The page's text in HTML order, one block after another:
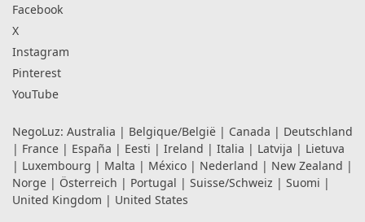
Facebook
X
Instagram
Pinterest
YouTube
NegoLuz: Australia | Belgique/België | Canada | Deutschland
| France | España | Eesti | Ireland | Italia | Latvija | Lietuva
| Luxembourg | Malta | México | Nederland | New Zealand |
Norge | Österreich | Portugal | Suisse/Schweiz | Suomi |
United Kingdom | United States